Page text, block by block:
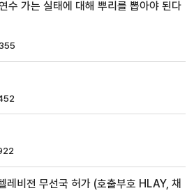
수 가는 실태에 대해 뿌리를 뽑아야 된다
레비전 무선국 허가 (호출부호 HLAY, 채